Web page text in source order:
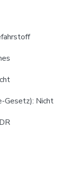
Gesetz): Nicht